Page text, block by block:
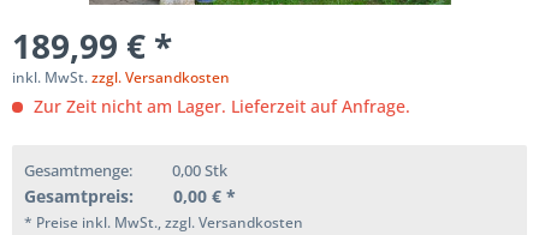
189,99 € *
inkl. MwSt.zzgl. Versandkosten
Zur Zeit nicht am Lager. Lieferzeit auf Anfrage.
Gesamtmenge: 0,00Stk
Gesamtpreis: 0,00 € *
* Preise inkl. MwSt., zzgl. Versandkosten